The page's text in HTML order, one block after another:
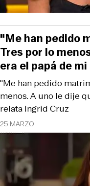
25 MARZO
"Me han pedido
menos. A uno le dije
relata Ingrid Cruz
"Me han pedido
Tres por lo
era el papá de